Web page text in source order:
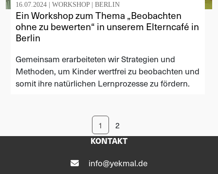
16.07.2024 | WORKSHOP BERLIN
Ein Workshop zum Thema „Beobachten
ohne zu bewerten“ in unserem Elterncafé in
Berlin
Gemeinsam erarbeiteten wir Strategien und
Methoden, um Kinder wertfrei zu beobachten und
somit ihre natürlichen Lernprozesse zu fördern.
1
2
KONTAKT
info@yekmal.de